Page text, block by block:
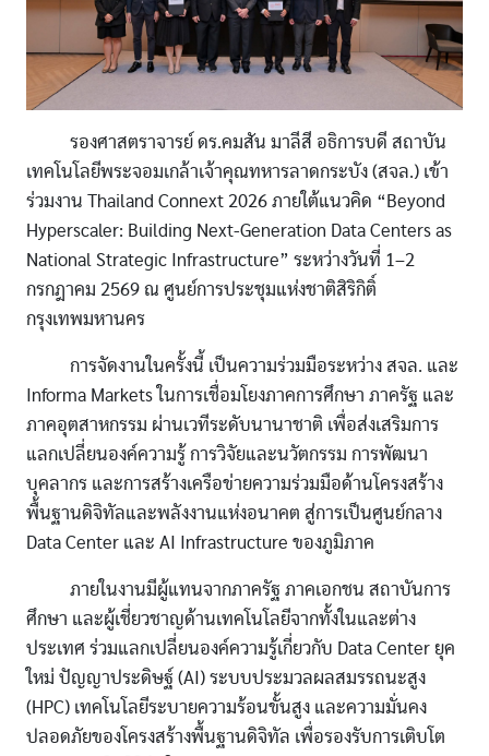
รองศาสตราจารย์ ดร.คมสัน มาลีสี อธิการบดี สถาบัน
เทคโนโลยีพระจอมเกล้าเจ้าคุณทหารลาดกระบัง (สจล.) เข้า
ร่วมงาน Thailand Connext 2026 ภายใต้แนวคิด “Beyond
Hyperscaler: Building Next-Generation Data Centers as
National Strategic Infrastructure” ระหว่างวันที่ 1–2
กรกฎาคม 2569 ณ ศูนย์การประชุมแห่งชาติสิริกิติ์
กรุงเทพมหานคร
การจัดงานในครั้งนี้ เป็นความร่วมมือระหว่าง สจล. และ
Informa Markets ในการเชื่อมโยงภาคการศึกษา ภาครัฐ และ
ภาคอุตสาหกรรม ผ่านเวทีระดับนานาชาติ เพื่อส่งเสริมการ
แลกเปลี่ยนองค์ความรู้ การวิจัยและนวัตกรรม การพัฒนา
บุคลากร และการสร้างเครือข่ายความร่วมมือด้านโครงสร้าง
พื้นฐานดิจิทัลและพลังงานแห่งอนาคต สู่การเป็นศูนย์กลาง
Data Center และ AI Infrastructure ของภูมิภาค
ภายในงานมีผู้แทนจากภาครัฐ ภาคเอกชน สถาบันการ
ศึกษา และผู้เชี่ยวชาญด้านเทคโนโลยีจากทั้งในและต่าง
ประเทศ ร่วมแลกเปลี่ยนองค์ความรู้เกี่ยวกับ Data Center ยุค
ใหม่ ปัญญาประดิษฐ์ (AI) ระบบประมวลผลสมรรถนะสูง
(HPC) เทคโนโลยีระบายความร้อนขั้นสูง และความมั่นคง
ปลอดภัยของโครงสร้างพื้นฐานดิจิทัล เพื่อรองรับการเติบโต